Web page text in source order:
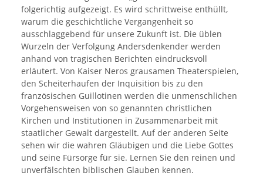
folgerichtig aufgezeigt. Es wird schrittweise enthüllt,
warum die geschichtliche Vergangenheit so
ausschlaggebend für unsere Zukunft ist. Die üblen
Wurzeln der Verfolgung Andersdenkender werden
anhand von tragischen Berichten eindrucksvoll
erläutert. Von Kaiser Neros grausamen Theaterspielen,
den Scheiterhaufen der Inquisition bis zu den
französischen Guillotinen werden die unmenschlichen
Vorgehensweisen von so genannten christlichen
Kirchen und Institutionen in Zusammenarbeit mit
staatlicher Gewalt dargestellt. Auf der anderen Seite
sehen wir die wahren Gläubigen und die Liebe Gottes
und seine Fürsorge für sie. Lernen Sie den reinen und
unverfälschten biblischen Glauben kennen.